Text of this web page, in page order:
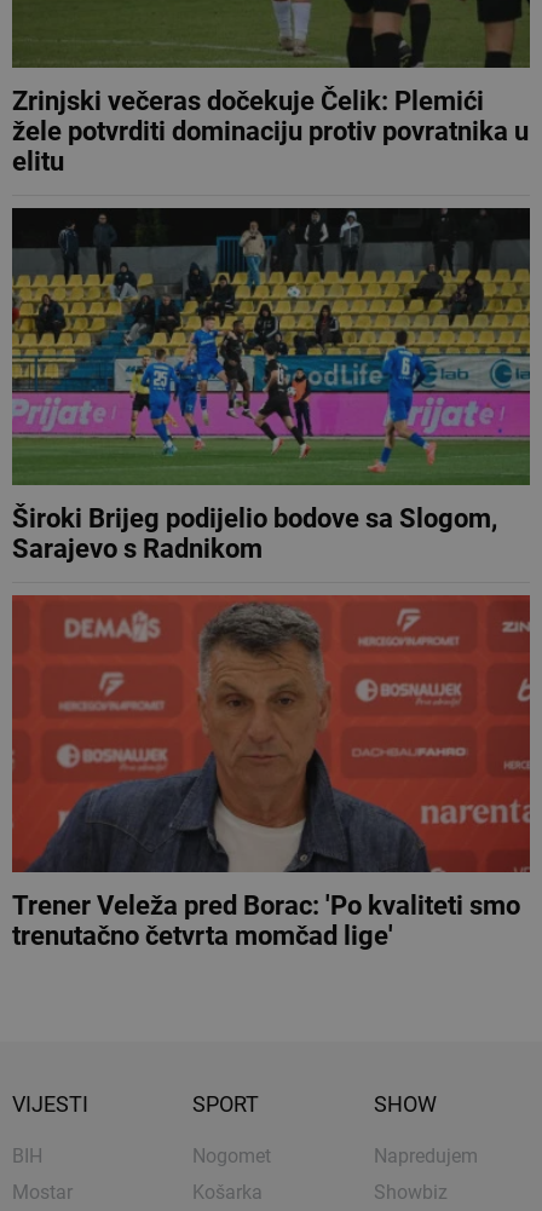
Zrinjski večeras dočekuje Čelik: Plemići
žele potvrditi dominaciju protiv povratnika u
elitu
Široki Brijeg podijelio bodove sa Slogom,
Sarajevo s Radnikom
Trener Veleža pred Borac: 'Po kvaliteti smo
trenutačno četvrta momčad lige'
VIJESTI
BIH
Mostar
SPORT
Nogomet
Košarka
SHOW
Napredujem
Showbiz